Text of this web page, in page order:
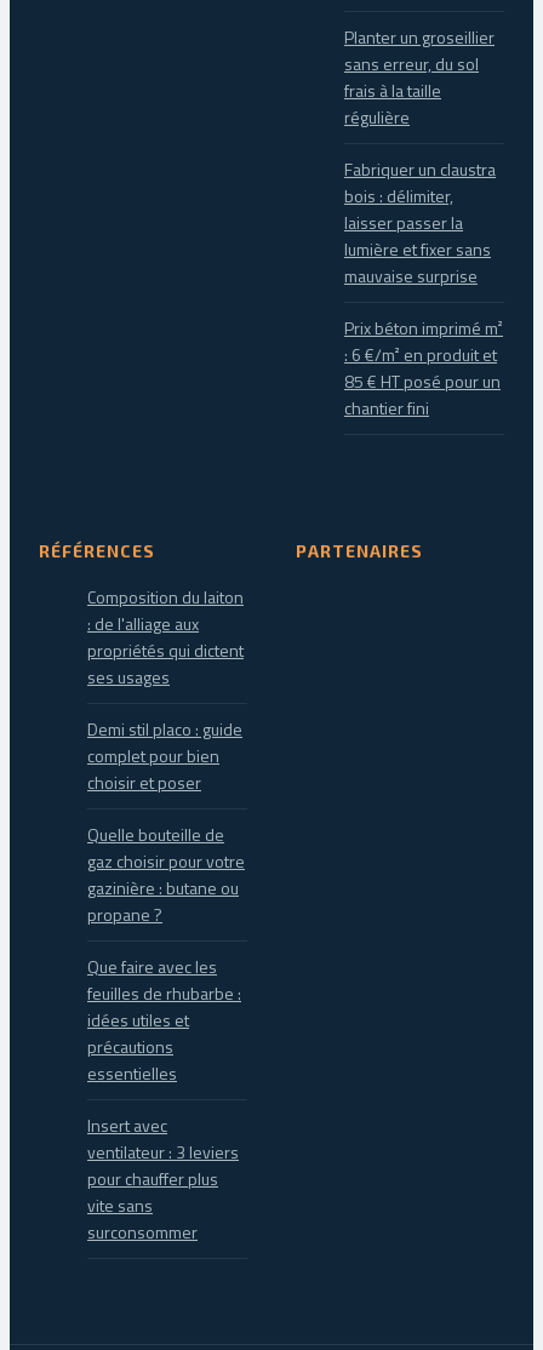
Planter un groseillier
sans erreur, du sol
frais à la taille
régulière
Fabriquer un claustra
bois : délimiter,
laisser passer la
lumière et fixer sans
mauvaise surprise
Prix béton imprimé m²
: 6 €/m² en produit et
85 € HT posé pour un
chantier fini
RÉFÉRENCES
Composition du laiton
: de l'alliage aux
propriétés qui dictent
ses usages
Demi stil placo : guide
complet pour bien
choisir et poser
Quelle bouteille de
gaz choisir pour votre
gazinière : butane ou
propane ?
Que faire avec les
feuilles de rhubarbe :
idées utiles et
précautions
essentielles
Insert avec
ventilateur : 3 leviers
pour chauffer plus
vite sans
surconsommer
PARTENAIRES